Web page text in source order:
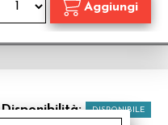
Disponibilità: DISPONIBILE